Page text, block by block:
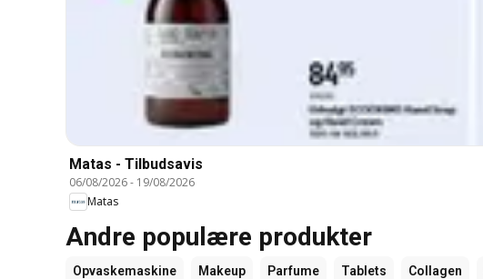
Matas - Tilbudsavis
06/08/2026- 19/08/2026
Matas
Andre populære produkter
Opvaskemaskine Makeup Parfume Tablets Collagen